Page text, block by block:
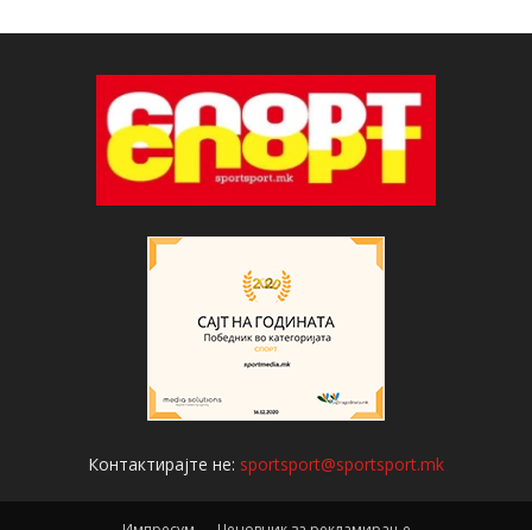
Контактирајте не: sportsport@sportsport.mk